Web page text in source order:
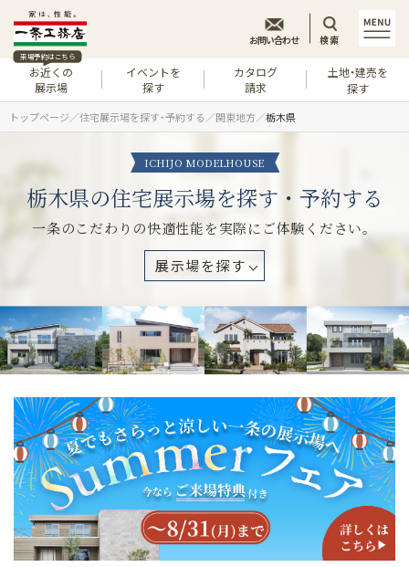
来場予約はこちら
お近くの
展示場
イベントを
探す
カタログ
請求
土地・建売を
探す
お問い合わせ 検索
トップページ 住宅展示場を探す・予約する 関東地方 栃木県
ICHIJO MODELHOUSE
栃木県の住宅展示場を探す・予約する
一条のこだわりの快適性能を実際にご体験ください。
展示場を探す